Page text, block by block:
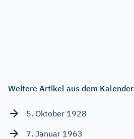
Weitere Artikel aus dem Kalender
5. Oktober 1928
7. Januar 1963